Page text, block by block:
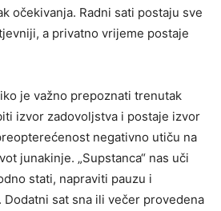
očekivanja. Radni sati postaju sve
a privatno vrijeme postaje
je važno prepoznati trenutak
izvor zadovoljstva i postaje izvor
negativno utiču na
junakinje. „Supstanca“ nas uči
stati, napraviti pauzu i
sat sna ili večer provedena